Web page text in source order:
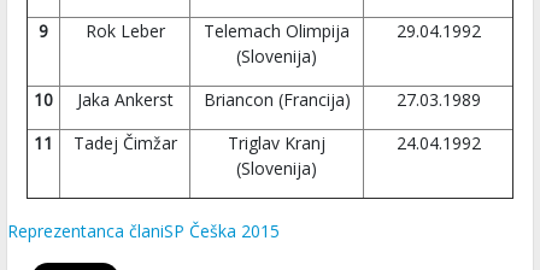
9 Rok Leber
Telemach Olimpija
(Slovenija)
29.04.1992
10 Jaka Ankerst Briancon (Francija)
27.03.1989
11
Tadej Čimžar
Triglav Kranj
(Slovenija)
24.04.1992
Reprezentanca članiSP Češka 2015